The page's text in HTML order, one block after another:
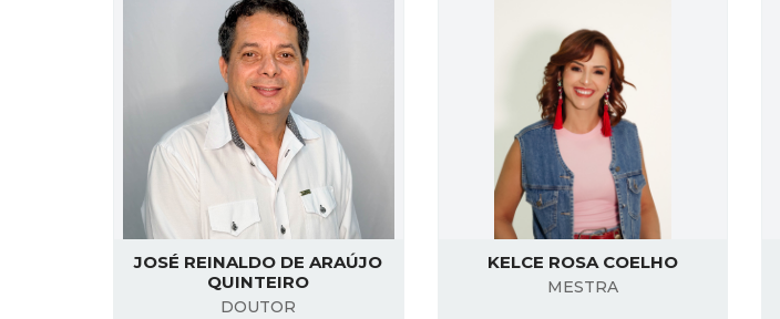
JOSÉ REINALDO DE ARAÚJO
QUINTEIRO
DOUTOR
KELCE ROSA COELHO
MESTRA